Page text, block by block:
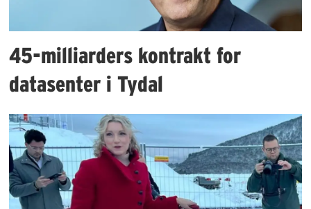
45-milliarders kontrakt for
datasenter i Tydal